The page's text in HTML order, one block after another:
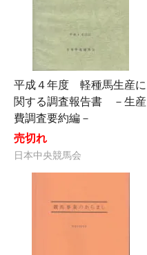
平成４年度 軽種馬生産に
関する調査報告書 －生産
費調査要約編－
売切れ
日本中央競馬会